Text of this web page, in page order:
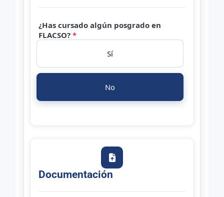
¿Has cursado algún posgrado en
FLACSO?*
Sí
No
Documentación